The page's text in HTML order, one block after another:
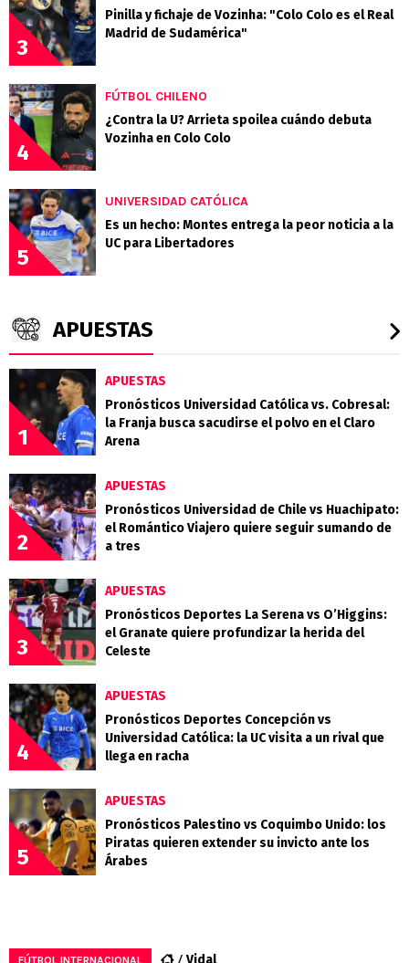
3
Pinilla y fichaje de Vozinha: "Colo Colo es el Real
Madrid de Sudamérica"
4
FÚTBOL CHILENO
¿Contra la U? Arrieta spoilea cuándo debuta
Vozinha en Colo Colo
5
UNIVERSIDAD CATÓLICA
Es un hecho: Montes entrega la peor noticia a la
UC para Libertadores
APUESTAS
1
APUESTAS
Pronósticos Universidad Católica vs. Cobresal:
la Franja busca sacudirse el polvo en el Claro
Arena
2
APUESTAS
Pronósticos Universidad de Chile vs Huachipato:
el Romántico Viajero quiere seguir sumando de
a tres
3
APUESTAS
Pronósticos Deportes La Serena vs O’Higgins:
el Granate quiere profundizar la herida del
Celeste
4
APUESTAS
Pronósticos Deportes Concepción vs
Universidad Católica: la UC visita a un rival que
llega en racha
5
APUESTAS
Pronósticos Palestino vs Coquimbo Unido: los
Piratas quieren extender su invicto ante los
Árabes
FÚTBOL INTERNACIONAL Vidal